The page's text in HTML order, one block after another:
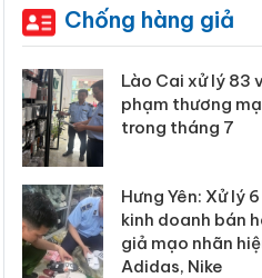
Chống hàng giả
Lào Cai xử lý 83
phạm thương
trong tháng 7
Hưng Yên: Xử lý
kinh doanh bán
giả mạo nhãn
Adidas, Nike